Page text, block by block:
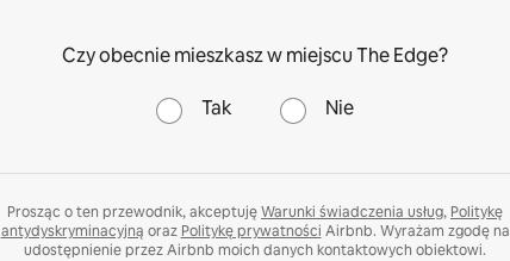
Czy obecnie mieszkasz w miejscu The Edge?
Tak Nie
Prosząc o ten przewodnik, akceptujęWarunki świadczenia usług, Politykę
antydyskryminacyjną oraz Politykę prywatności Airbnb. Wyrażam zgodę na
udostępnienie przez Airbnb moich danych kontaktowych obiektowi.